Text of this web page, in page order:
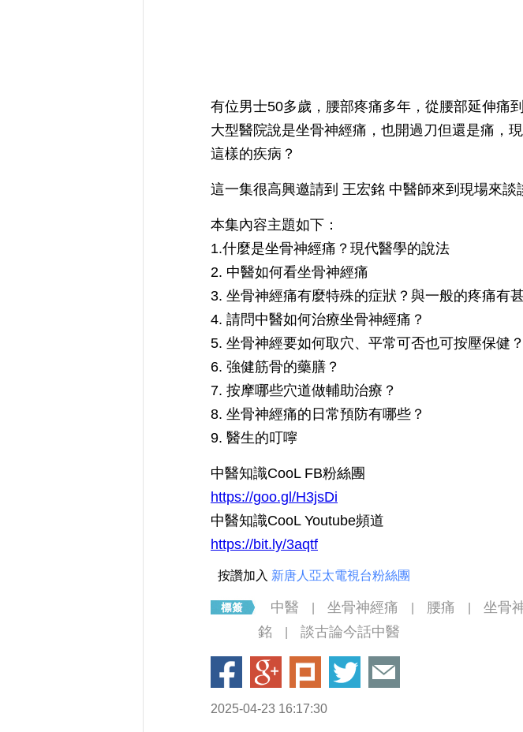
有位男士50多歲，腰部疼痛多年，從腰部延伸痛
大型醫院說是坐骨神經痛，也開過刀但還是痛，
這樣的疾病？
這一集很高興邀請到 王宏銘 中醫師來到現場來談
本集內容主題如下：
1.什麼是坐骨神經痛？現代醫學的說法
2. 中醫如何看坐骨神經痛
3. 坐骨神經痛有麼特殊的症狀？與一般的疼痛有
4. 請問中醫如何治療坐骨神經痛？
5. 坐骨神經要如何取穴、平常可否也可按壓保健？
6. 強健筋骨的藥膳？
7. 按摩哪些穴道做輔助治療？
8. 坐骨神經痛的日常預防有哪些？
9. 醫生的叮嚀
中醫知識CooL FB粉絲團
https://goo.gl/H3jsDi
中醫知識CooL Youtube頻道
https://bit.ly/3aqtf
按讚加入 新唐人亞太電視台粉絲團
中醫 坐骨神經痛 腰痛 坐骨
銘
談古論今話中醫
2025-04-23 16:17:30